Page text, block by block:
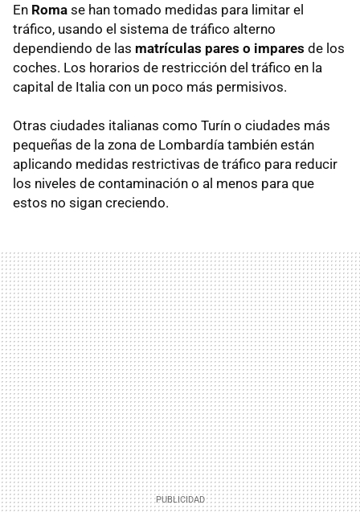
En Roma se han tomado medidas para limitar el
tráfico, usando el sistema de tráfico alterno
dependiendo de las matrículas pares o impares de los
coches. Los horarios de restricción del tráfico en la
capital de Italia con un poco más permisivos.
Otras ciudades italianas como Turín o ciudades más
pequeñas de la zona de Lombardía también están
aplicando medidas restrictivas de tráfico para reducir
los niveles de contaminación o al menos para que
estos no sigan creciendo.